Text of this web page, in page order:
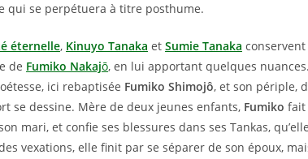
qui se perpétuera à titre posthume.
éternelle, Kinuyo Tanaka et Sumie Tanaka
de Fumiko Nakajō, en lui apportant quelques nuances.
ici rebaptisée Fumiko Shimojô, et son périple,
se dessine. Mère de deux jeunes enfants, Fumiko fait
mari, et confie ses blessures dans ses Tankas,
vexations, elle finit par se séparer de son époux,